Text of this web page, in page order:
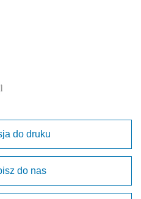
do druku
do nas